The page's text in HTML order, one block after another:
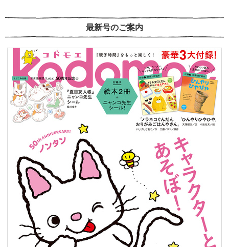
最新号のご案内